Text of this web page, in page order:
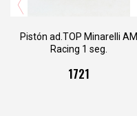
Pistón ad.TOP Minarelli AM
Racing 1 seg.
1721